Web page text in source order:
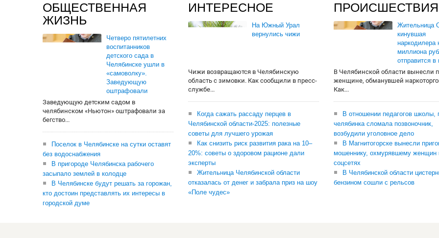
ОБЩЕСТВЕННАЯ
ЖИЗНЬ
Четверо пятилетних
воспитанников
детского сада в
Челябинске ушли в
«самоволку».
Заведующую
оштрафовали
Заведующую детским садом в
челябинском «Ньютон» оштрафовали за
бегство...
Поселок в Челябинске на сутки оставят
без водоснабжения
В пригороде Челябинска рабочего
засыпало землей в колодце
В Челябинске будут решать за горожан,
кто достоин представлять их интересы в
городской думе
ИНТЕРЕСНОЕ
На Южный Урал
вернулись чижи
Чижи возвращаются в Челябинскую
область с зимовки. Как сообщили в пресс-
службе...
Когда сажать рассаду перцев в
Челябинской области-2025: полезные
советы для лучшего урожая
Как снизить риск развития рака на 10–
20%: советы о здоровом рационе дали
эксперты
Жительница Челябинской области
отказалась от денег и забрала приз на шоу
«Поле чудес»
ПРОИСШЕСТВИЯ
Жительница
кинувшая
наркодилера
миллиона
отправится
В Челябинской области вынесли
женщине, обманувшей
Как...
В отношении педагогов школы,
челябинка сломала позвоночник,
возбудили уголовное дело
В Магнитогорске вынесли
мошеннику, охмурявшему женщин
соцсетях
В Челябинской области
бензином сошли с рельсов